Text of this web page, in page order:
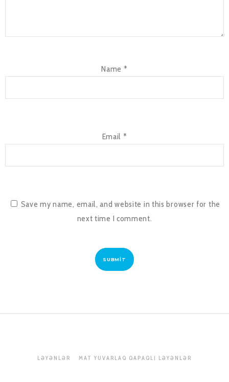
Name *
Email *
Save my name, email, and website in this browser for the
next time I comment.
LƏYƏNLƏR MAT YUVARLAQ QAPAQLI LƏYƏNLƏR